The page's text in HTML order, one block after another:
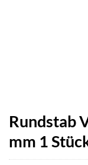
Rundstab
mm 1